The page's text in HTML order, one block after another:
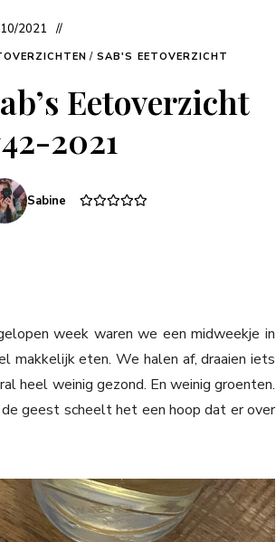
2021
/ SAB'S EETOVERZICHT
Eetoverzicht
2021
Sabine
week waren we een midweekje in
makkelijk eten. We halen af, draaien iets
heel weinig gezond. En weinig groenten.
geest scheelt het een hoop dat er over